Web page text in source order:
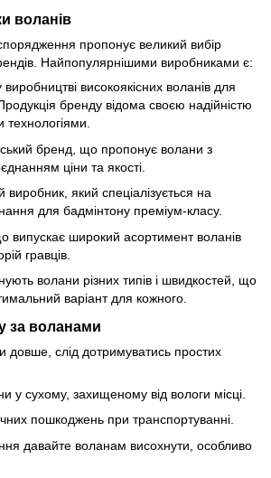
воланів
пропонує великий вибір
Найпопулярнішими виробниками є:
високоякісних воланів для
бренду відома своєю надійністю
технологіями.
бренд, що пропонує волани з
ціни та якості.
який спеціалізується на
для бадмінтону преміум-класу.
широкий асортимент воланів
гравців.
волани різних типів і швидкостей, що
варіант для кожного.
за воланами
слід дотримуватись простих
у сухому, захищеному від вологи місці.
пошкоджень при транспортуванні.
давайте воланам висохнути, особливо